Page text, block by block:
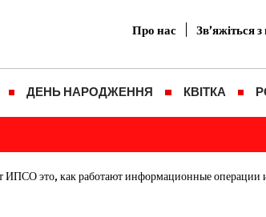
Про нас Зв’яжіться
ДЕНЬ НАРОДЖЕННЯ КВІТКА
ИПСО это, как работают информационные операции